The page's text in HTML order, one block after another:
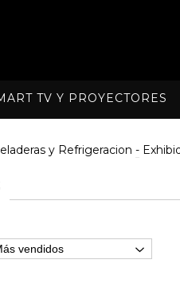
TV Y PROYECTORES
y Refrigeracion -